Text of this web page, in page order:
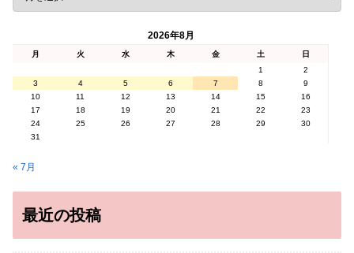
2026年8月
月 火 水 木 金 土
日
1
2
3
4 5 6 7 8
9
10
11 12 13 14 15
16
17
18 19 20 21 22
23
24
25 26 27 28 29
30
31
« 7月
最近の投稿